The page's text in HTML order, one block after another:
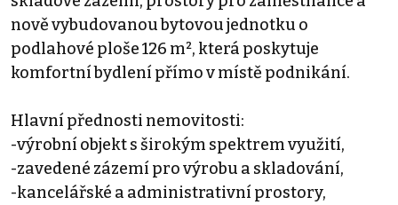
nově vybudovanou bytovou jednotku o
podlahové ploše 126 m², která poskytuje
komfortní bydlení přímo v místě podnikání.
Hlavní přednosti nemovitosti:
-výrobní objekt s širokým spektrem využití,
-zavedené zázemí pro výrobu a skladování,
-kancelářské a administrativní prostory,